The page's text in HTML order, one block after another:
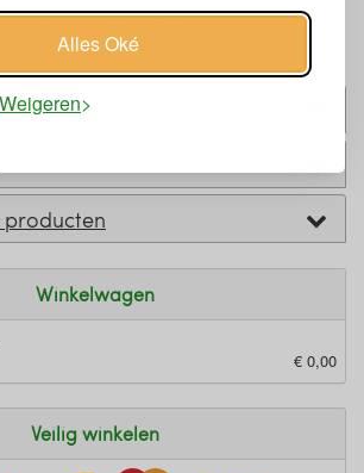
Alles Oké
en labels Sonett handzeep
Winkelwagen
€ 0,00
Veilig winkelen